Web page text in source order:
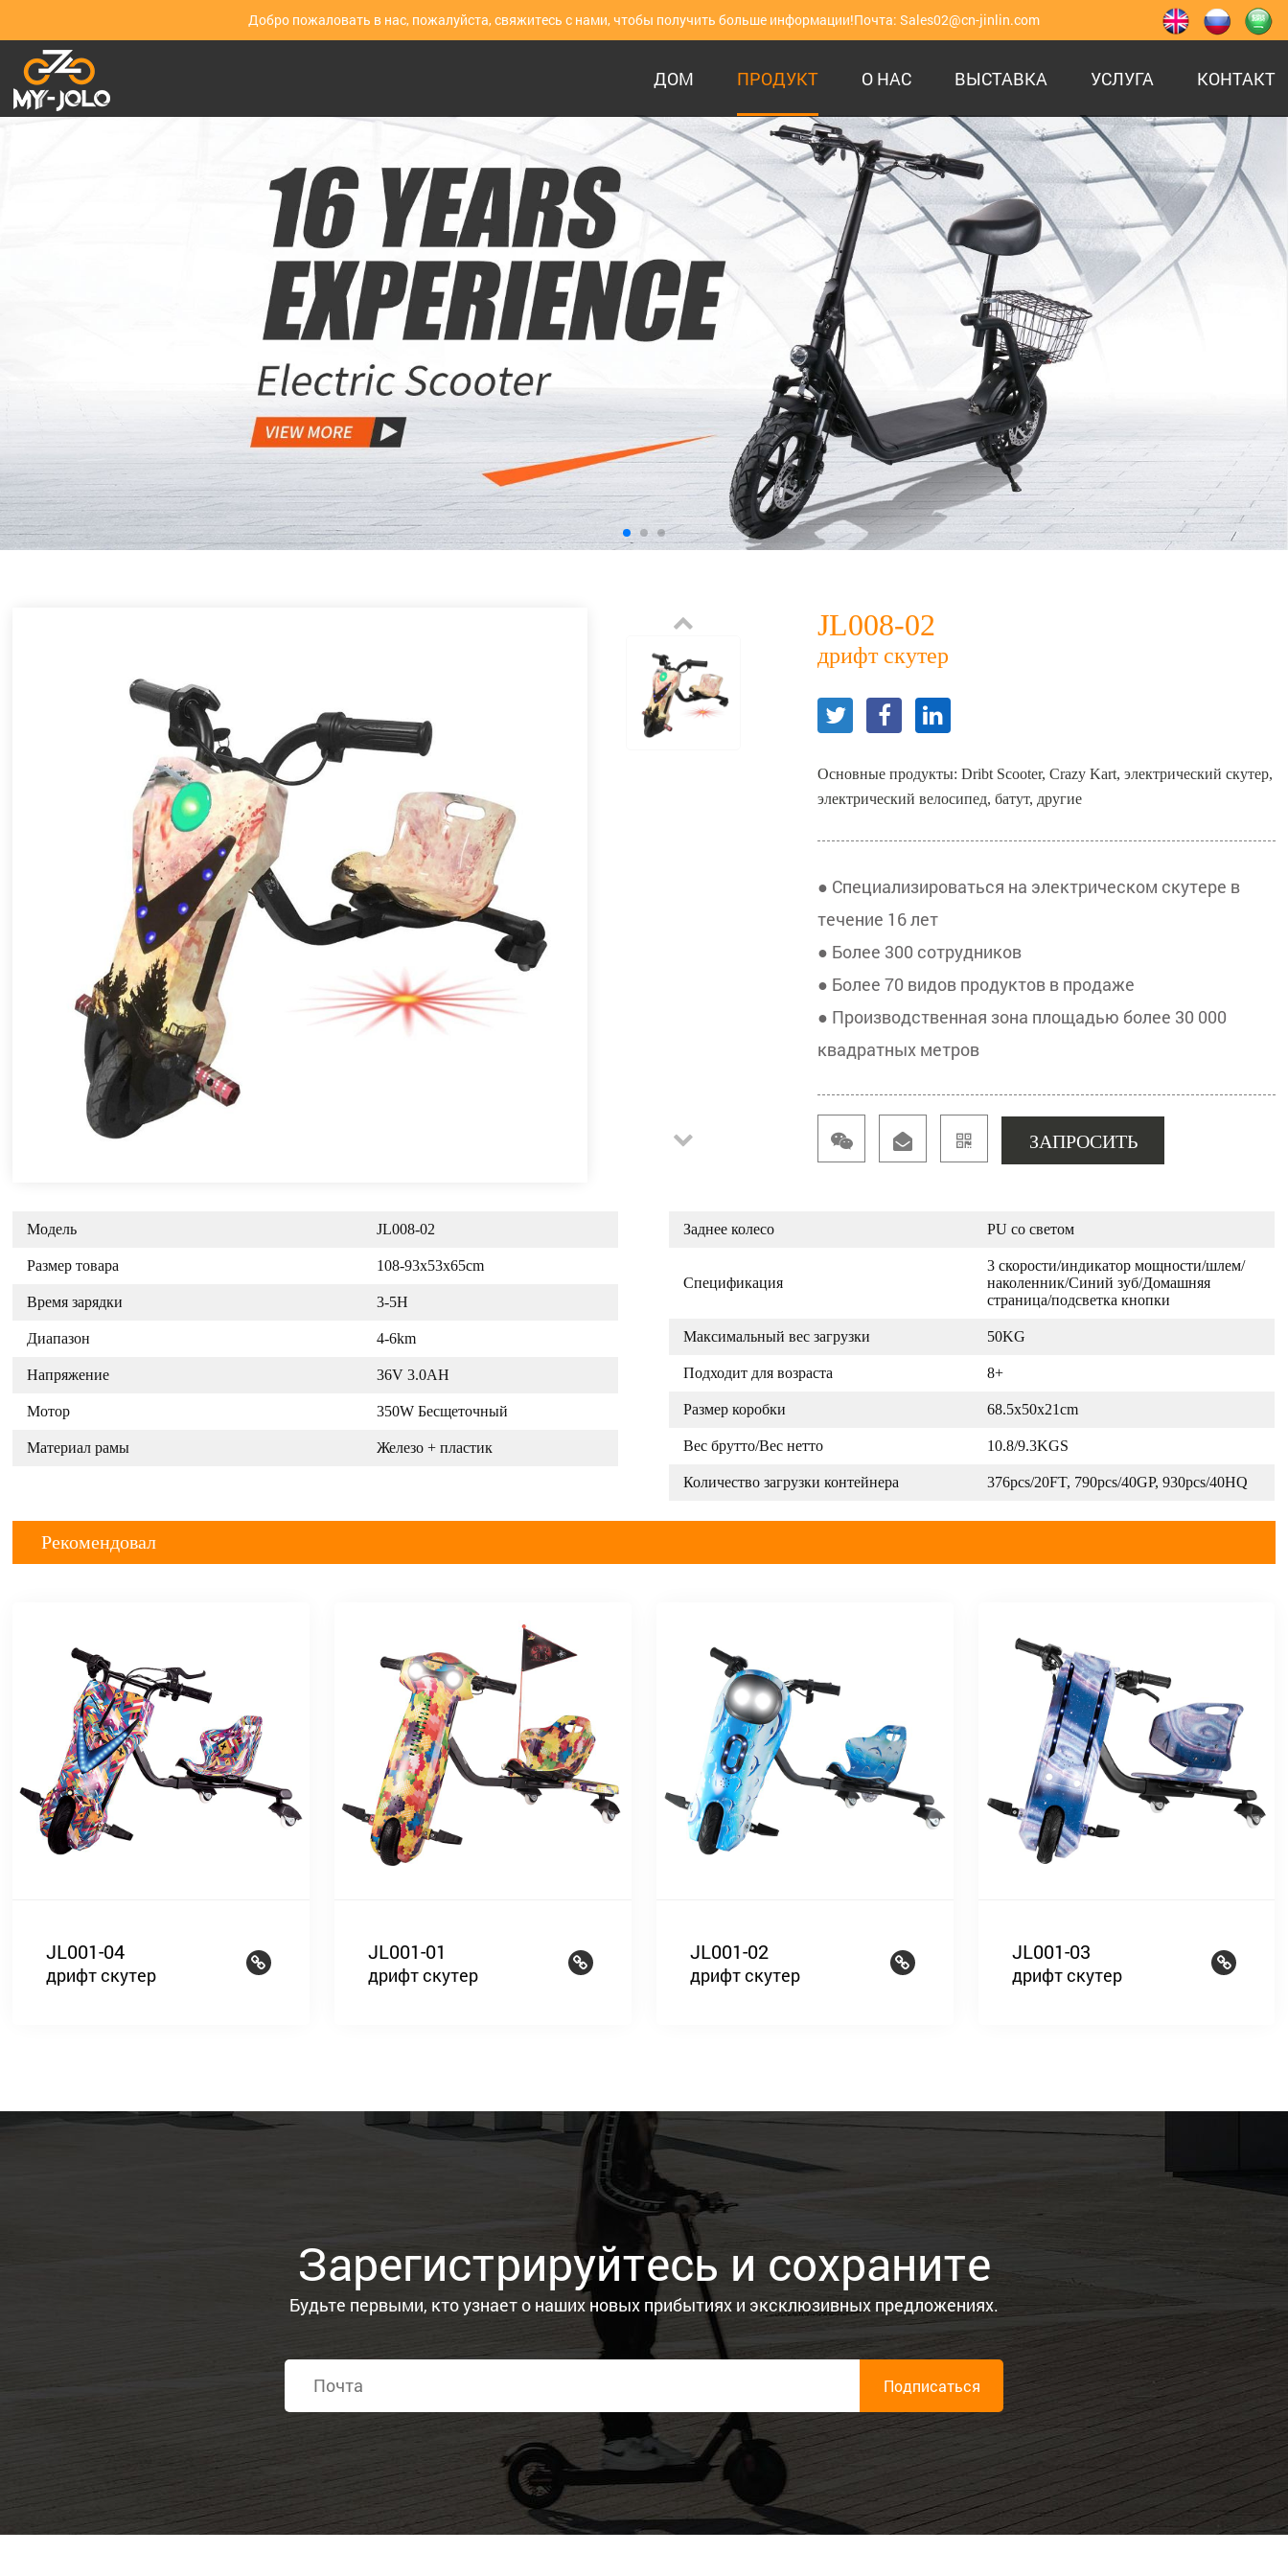
Добро пожаловать в нас, пожалуйста, свяжитесь с нами, чтобы получить больше информации!Почта: Sales02@cn-jinlin.com
ДОМ ПРОДУКТ О НАС ВЫСТАВКА УСЛУГА КОНТАКТ
JL008-02
дрифт скутер
Основные продукты: Dribt Scooter, Crazy Kart, электрический скутер,
электрический велосипед, батут, другие
● Специализироваться на электрическом скутере в
течение 16 лет
● Более 300 сотрудников
● Более 70 видов продуктов в продаже
● Производственная зона площадью более 30 000
квадратных метров
ЗАПРОСИТЬ
Модель JL008-02
Размер товара 108-93x53x65cm
Время зарядки 3-5H
Диапазон 4-6km
Напряжение 36V 3.0AH
Мотор 350W Бесщеточный
Материал рамы Железо + пластик
Заднее колесо PU со светом
Спецификация
3 скорости/индикатор мощности/шлем/
наколенник/Синий зуб/Домашняя
страница/подсветка кнопки
Максимальный вес загрузки 50KG
Подходит для возраста 8+
Размер коробки 68.5x50x21cm
Вес брутто/Вес нетто 10.8/9.3KGS
Количество загрузки контейнера 376pcs/20FT, 790pcs/40GP, 930pcs/40HQ
Рекомендовал
JL001-04
дрифт скутер
JL001-01
дрифт скутер
JL001-02
дрифт скутер
JL001-03
дрифт скутер
Зарегистрируйтесь и сохраните
Будьте первыми, кто узнает о наших новых прибытиях и эксклюзивных предложениях.